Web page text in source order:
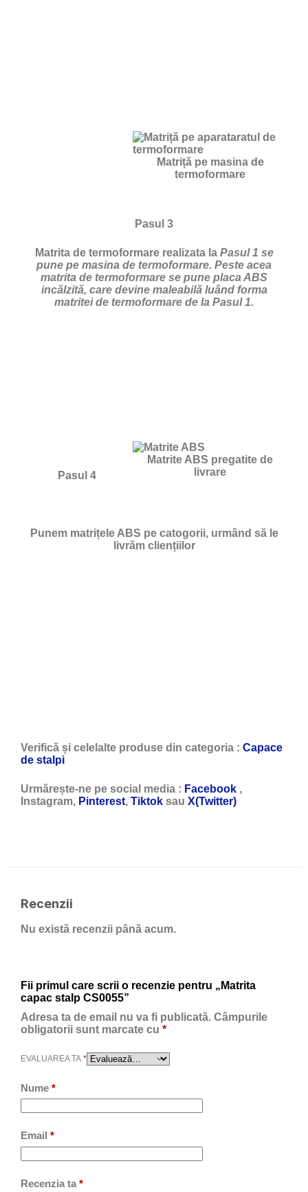
Matriță pe masina de
termoformare
Pasul 3
Matrita de termoformare realizata la Pasul 1 se
pune pe masina de termoformare. Peste acea
matrita de termoformare se pune placa ABS
incălzită, care devine maleabilă luând forma
matritei de termoformare de la Pasul 1.
Matrite ABS pregatite de
livrare
Pasul 4
Punem matrițele ABS pe catogorii, urmând să le
livrăm cliențiilor
Verifică și celelalte produse din categoria : Capace
de stalpi
Urmărește-ne pe social media : Facebook ,
Instagram, Pinterest, Tiktok sau X(Twitter)
Recenzii
Nu există recenzii până acum.
Fii primul care scrii o recenzie pentru „Matrita
capac stalp CS0055”
Adresa ta de email nu va fi publicată. Câmpurile
obligatorii sunt marcate cu *
EVALUAREA TA *
Nume *
Email *
Recenzia ta *